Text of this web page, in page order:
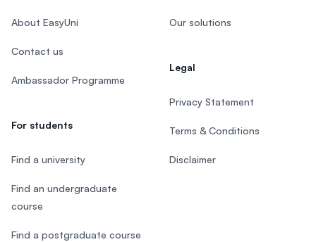
About EasyUni
Contact us
Ambassador Programme
For students
Find a university
Find an undergraduate
course
Find a postgraduate course
Our solutions
Legal
Privacy Statement
Terms & Conditions
Disclaimer